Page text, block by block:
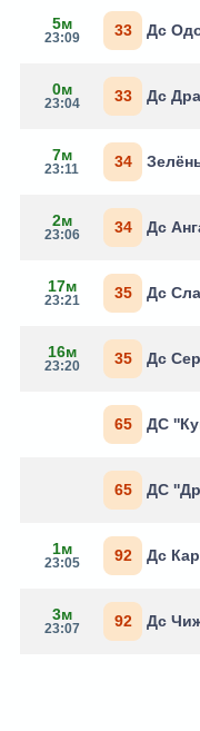
5м
23:09 33 Дс
0м
23:04 33 Дс
7м
23:11 34
2м
23:06 34 Дс
17м
23:21 35 Дс
16м
23:20 35 Дс
65 ДС
65 ДС
1м
23:05 92 Дс
3м
23:07 92 Дс